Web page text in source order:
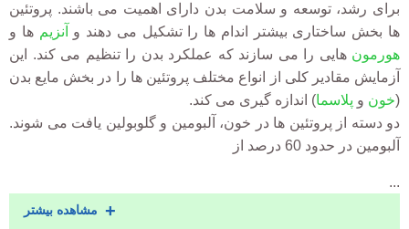
برای رشد، توسعه و سلامت بدن دارای اهمیت می باشند. پروتئین
ها بخش ساختاری بیشتر اندام ها را تشکیل می دهند و
آنزیم ها و
هورمون هایی را می سازند که عملکرد بدن را تنظیم می کند. این
آزمایش مقادیر کلی از انواع مختلف پروتئین ها را در بخش مایع بدن
(خون و پلاسما) اندازه گیری می کند.
دو دسته از پروتئین ها در خون، آلبومین و گلوبولین یافت می شوند.
آلبومین در حدود 60 درصد از
...
مشاهده بیشتر